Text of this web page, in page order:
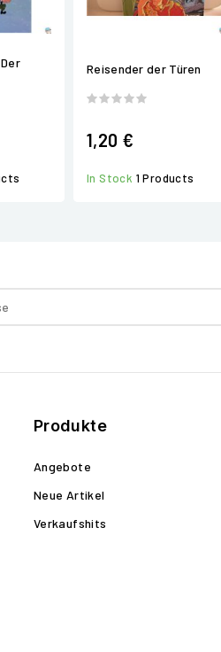
Reisender der Türen
1,20 €
In Stock 1 Products
Produkte
Angebote
Neue Artikel
Verkaufshits